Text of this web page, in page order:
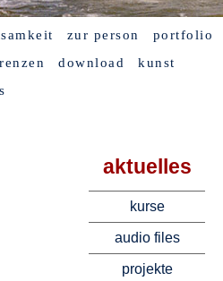
zur person
portfolio
download
kunst
aktuelles
kurse
audio files
projekte